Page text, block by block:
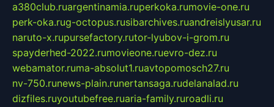
a380club.ruargentinamia.ruperkoka.rumovie-one.ru
perk-oka.rug-octopus.rusibarchives.ruandreislyusar.ru
naruto-x.rupursefactory.rutor-lyubov-i-grom.ru
spayderhed-2022.rumovieone.ruevro-dez.ru
webamator.ruma-absolut1.ruavtopomosch27.ru
nv-750.runews-plain.runertansaga.rudelanalad.ru
dizfiles.ruyoutubefree.ruaria-family.ruroadli.ru